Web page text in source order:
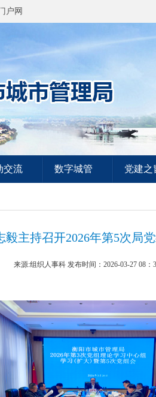
户网
交流 数字城管 党建之
毅主持召开2026年第5次局
来源:组织人事科 发布时间：2026-03-27 08：